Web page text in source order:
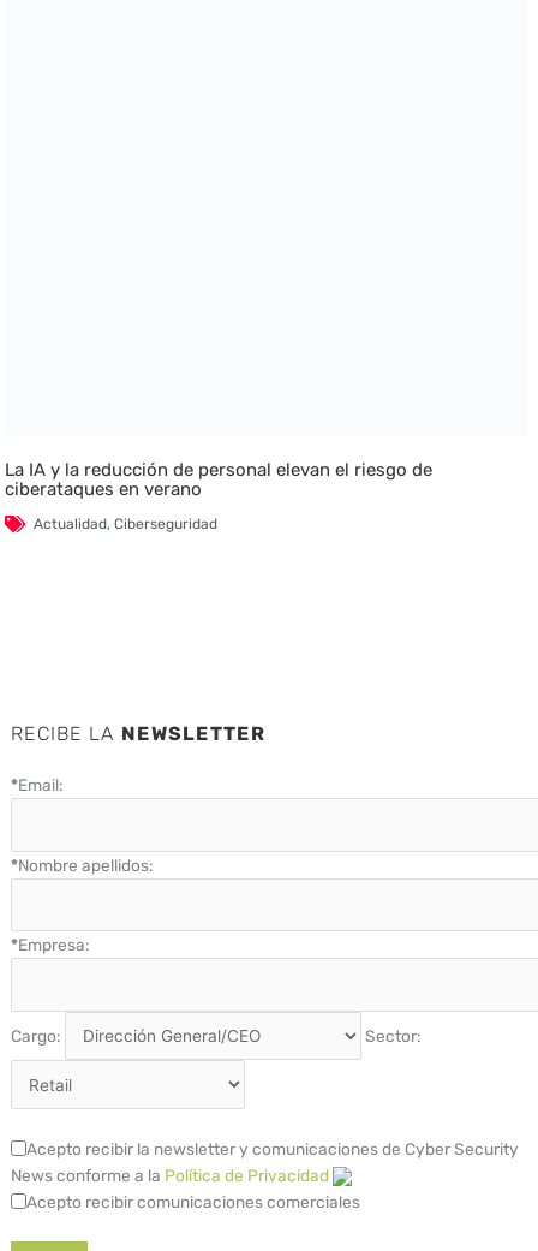
La IA y la reducción de personal elevan el riesgo de
ciberataques en verano
Actualidad,Ciberseguridad
RECIBE LA NEWSLETTER
*Email:
*Nombre apellidos:
*Empresa:
Cargo: Sector:
Acepto recibir la newsletter y comunicaciones de Cyber Security
News conforme a la Política de Privacidad
Acepto recibir comunicaciones comerciales